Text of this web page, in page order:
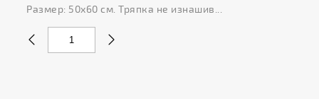
Размер: 50х60 см. Тряпка не изнашив...